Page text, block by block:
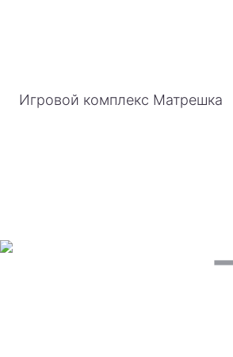
Игровой комплекс Матрешка